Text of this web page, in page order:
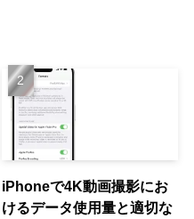
iPhoneで4K動画撮影にお
けるデータ使用量と適切な